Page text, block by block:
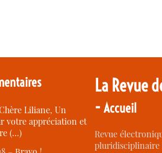
Liliane, Un
votre appréciation et
(…)
La Revue
-Accueil
Revue